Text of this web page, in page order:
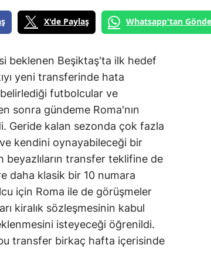
X'de Paylaş Whatsapp'tan
beklenen Beşiktaş'ta ilk hedef
yeni transferinde hata
futbolcular ve
sonra gündeme Roma'nın
Geride kalan sezonda çok fazla
kendini oynayabileceği bir
beyazlıların transfer teklifine de
daha klasik bir 10 numara
için Roma ile de görüşmeler
kiralık sözleşmesinin kabul
isteyeceği öğrenildi.
transfer birkaç hafta içerisinde